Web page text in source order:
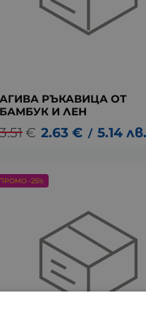
АГИВА РЪКАВИЦА ОТ
БАМБУК И ЛЕН
3.51€ 2.63 € / 5.14
ПРОМО -25%